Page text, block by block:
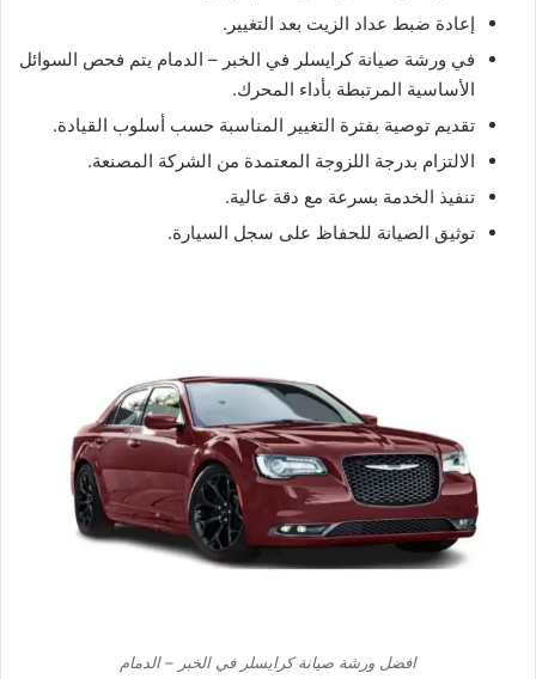
إعادة ضبط عداد الزيت بعد التغيير.
في ورشة صيانة كرايسلر في الخبر – الدمام يتم فحص السوائل
الأساسية المرتبطة بأداء المحرك.
تقديم توصية بفترة التغيير المناسبة حسب أسلوب القيادة.
الالتزام بدرجة اللزوجة المعتمدة من الشركة المصنعة.
تنفيذ الخدمة بسرعة مع دقة عالية.
توثيق الصيانة للحفاظ على سجل السيارة.
افضل ورشة صيانة كرايسلر في الخبر – الدمام